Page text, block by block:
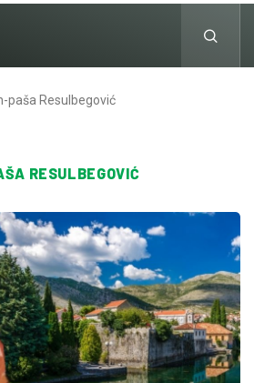
paša Resulbegović
RESULBEGOVIĆ